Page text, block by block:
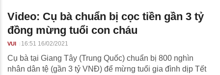
Video: Cụ bà chuẩn bị cọc tiền gần 3 tỷ
đồng mừng tuổi con cháu
VUI 16:51 16/02/2021
Cụ bà tại Giang Tây (Trung Quốc) chuẩn bị 800 nghìn
nhân dân tệ (gần 3 tỷ VNĐ) để mừng tuổi gia đình dịp Tết